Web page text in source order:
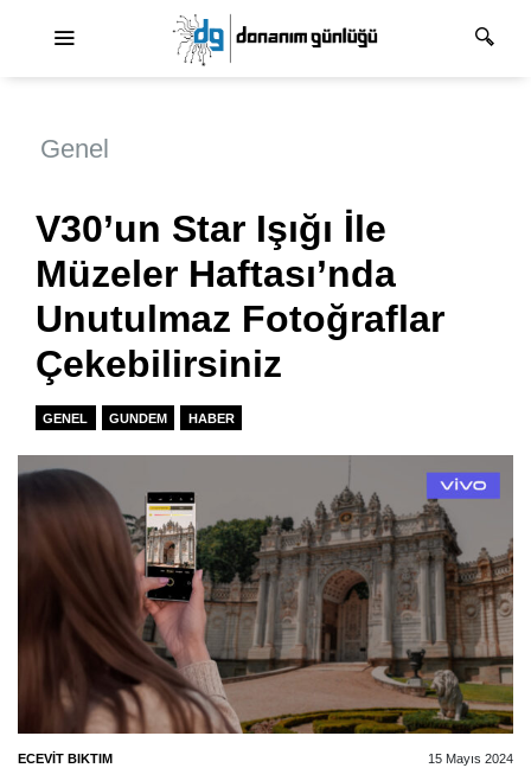
Genel
V30’un Star Işığı İle
Müzeler Haftası’nda
Unutulmaz Fotoğraflar
Çekebilirsiniz
GENEL GUNDEM HABER
ECEVIT BIKTIM 15 Mayıs 2024